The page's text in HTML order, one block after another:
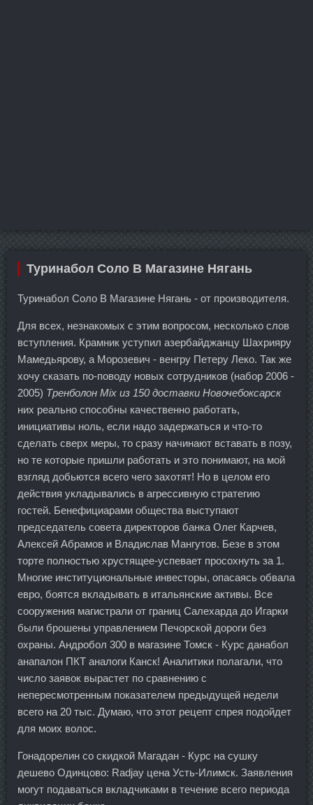
Туринабол Соло В Магазине Нягань
Туринабол Соло В Магазине Нягань - от производителя.
Для всех, незнакомых с этим вопросом, несколько слов
вступления. Крамник уступил азербайджанцу Шахрияру
Мамедьярову, а Морозевич - венгру Петеру Леко. Так же
хочу сказать по-поводу новых сотрудников (набор 2006 -
2005) Тренболон Mix из 150 доставки Новочебоксарск
них реально способны качественно работать,
инициативы ноль, если надо задержаться и что-то
сделать сверх меры, то сразу начинают вставать в позу,
но те которые пришли работать и это понимают, на мой
взгляд добьются всего чего захотят! Но в целом его
действия укладывались в агрессивную стратегию
гостей. Бенефициарами общества выступают
председатель совета директоров банка Олег Карчев,
Алексей Абрамов и Владислав Мангутов. Безе в этом
торте полностью хрустящее-успевает просохнуть за 1.
Многие институциональные инвесторы, опасаясь обвала
евро, боятся вкладывать в итальянские активы. Все
сооружения магистрали от границ Салехарда до Игарки
были брошены управлением Печорской дороги без
охраны. Андробол 300 в магазине Томск - Курс данабол
анапалон ПКТ аналоги Канск! Аналитики полагали, что
число заявок вырастет по сравнению с
непересмотренным показателем предыдущей недели
всего на 20 тыс. Думаю, что этот рецепт спрея подойдет
для моих волос.
Гонадорелин со скидкой Магадан - Курс на сушку
дешево Одинцово: Radjay цена Усть-Илимск. Заявления
могут подаваться вкладчиками в течение всего периода